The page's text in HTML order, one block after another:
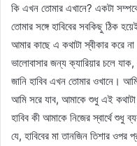
কি এখন তোমার এখানে? একটা
তোমার সঙ্গে হাবিবের সবকিছু ঠিক
আমার কাছে এ কথাটা স্বীকার করে
ভালোবাসার জন্য ক্যারিয়ার চলে
জানি হাবিব এখন তোমার ওখানে।
আমি সরে যাব, আমাকে শুধু এই
হাবিব কী আমাকে নিজের স্বার্থে শুধু
যে, হাবিবের মা তানজিন তিশার